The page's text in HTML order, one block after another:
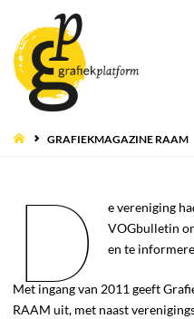
HOMEGRAFIEKMAGAZINE RAAM
D
e vereniging
VOGbulletin
en te
Met ingang van 2011 geeft
RAAM uit, met naast